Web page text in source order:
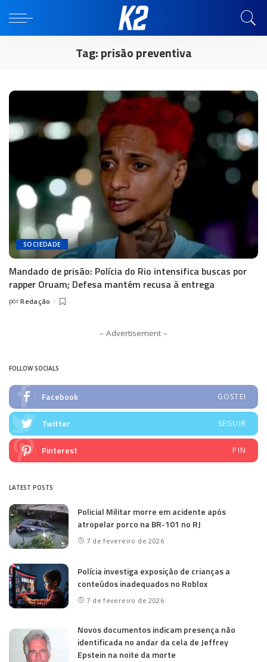
Tag:prisão preventiva
SOCIEDADE
Mandado de prisão: Polícia do Rio intensifica buscas por
rapper Oruam; Defesa mantém recusa à entrega
Posted
por Redação
– Advertisement –
FOLLOW SOCIALS
Facebook GOSTEI
Twitter SEGUIR
Pinterest PIN
LATEST POSTS
Policial Militar morre em acidente após
atropelar porco na BR-101 no RJ
7 de fevereiro de 2026
Polícia investiga exposição de crianças a
conteúdos inadequados no Roblox
7 de fevereiro de 2026
Novos documentos indicam presença não
identificada no andar da cela de Jeffrey
Epstein na noite da morte